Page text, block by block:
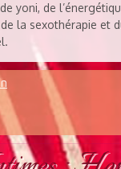
yoni, de
la sexothérapie et